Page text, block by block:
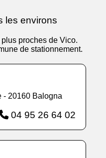
les environs
proches de Vico.
de stationnement.
- 20160 Balogna
04 95 26 64 02